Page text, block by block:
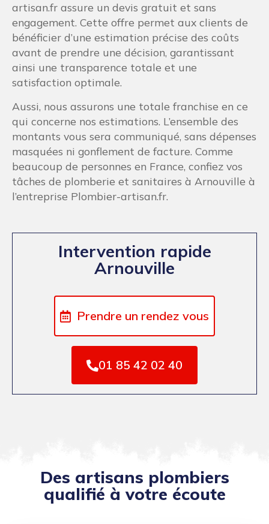
artisan.fr assure un devis gratuit et sans
engagement. Cette offre permet aux clients de
bénéficier d’une estimation précise des coûts
avant de prendre une décision, garantissant
ainsi une transparence totale et une
satisfaction optimale.
Aussi, nous assurons une totale franchise en ce
qui concerne nos estimations. L’ensemble des
montants vous sera communiqué, sans dépenses
masquées ni gonflement de facture. Comme
beaucoup de personnes en France, confiez vos
tâches de plomberie et sanitaires à Arnouville à
l’entreprise Plombier-artisan.fr.
Intervention rapide
Arnouville
Prendre un rendez vous
01 85 42 02 40
Des artisans plombiers
qualifié à votre écoute